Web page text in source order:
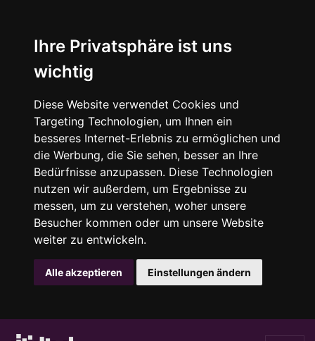
Ihre Privatsphäre ist uns
wichtig
Diese Website verwendet Cookies und
Targeting Technologien, um Ihnen ein
besseres Internet-Erlebnis zu ermöglichen und
die Werbung, die Sie sehen, besser an Ihre
Bedürfnisse anzupassen. Diese Technologien
nutzen wir außerdem, um Ergebnisse zu
messen, um zu verstehen, woher unsere
Besucher kommen oder um unsere Website
weiter zu entwickeln.
Alle akzeptieren Einstellungen ändern